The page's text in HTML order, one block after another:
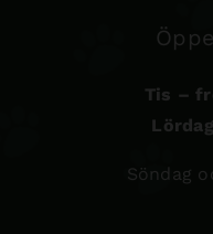
Tis –
Söndag